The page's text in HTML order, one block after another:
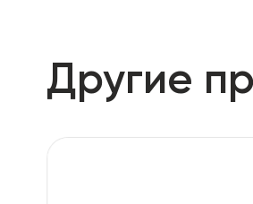
Другие